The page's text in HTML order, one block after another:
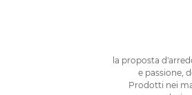
la proposta
e passione,
Prodotti nei